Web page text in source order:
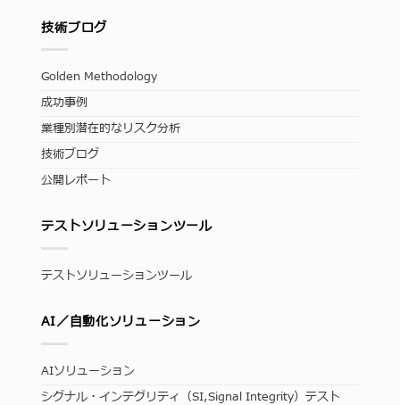
技術ブログ
Golden Methodology
成功事例
業種別潜在的なリスク分析
技術ブログ
公開レポート
テストソリューションツール
テストソリューションツール
AI／自動化ソリューション
AIソリューション
シグナル・インテグリティ（SI,Signal Integrity）テスト